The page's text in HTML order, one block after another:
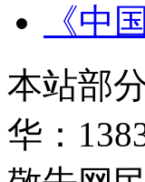
《中
本站部
华：